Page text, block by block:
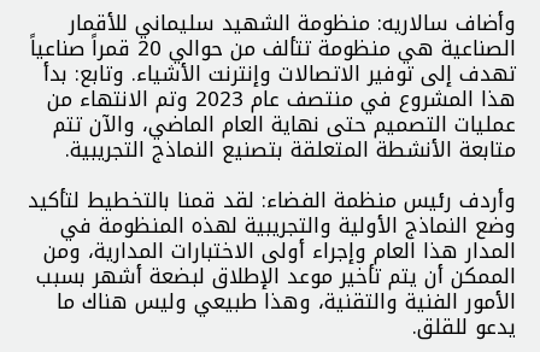
وأضاف سالاريه: منظومة الشهيد سليماني للأقمار
الصناعية هي منظومة تتألف من حوالي 20 قمراً صناعياً
تهدف إلى توفير الاتصالات وإنترنت الأشياء. وتابع: بدأ
هذا المشروع في منتصف عام 2023 وتم الانتهاء من
عمليات التصميم حتى نهاية العام الماضي، والآن تتم
متابعة الأنشطة المتعلقة بتصنيع النماذج التجريبية.
وأردف رئيس منظمة الفضاء: لقد قمنا بالتخطيط لتأكيد
وضع النماذج الأولية والتجريبية لهذه المنظومة في
المدار هذا العام وإجراء أولى الاختبارات المدارية، ومن
الممكن أن يتم تأخير موعد الإطلاق لبضعة أشهر بسبب
الأمور الفنية والتقنية، وهذا طبيعي وليس هناك ما
يدعو للقلق.